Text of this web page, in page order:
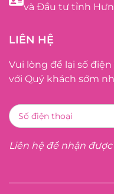
và Đầu tư tỉnh
LIÊN HỆ
Vui lòng để lại số
với Quý khách sớm
Liên hệ để nhận